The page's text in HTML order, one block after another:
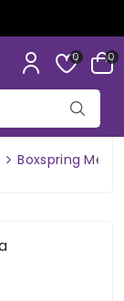
0 0
Boxspring Met